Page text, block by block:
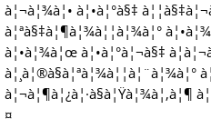
à¦¬à¦¾à¦• à¦•à¦°à§‡
à¦ªà§‡à¦¶à¦¾à¦¦à¦¾à¦°
à¦•à¦¾à¦œ à¦•à¦°à¦¬à§‡
à¦¸à¦®à§à¦ªà¦¾à¦¦à¦¨à¦¾à¦°
à¦¬à¦¶à¦¿à¦·à§à¦Ÿà¦¾à¦‚à¦¶
¤